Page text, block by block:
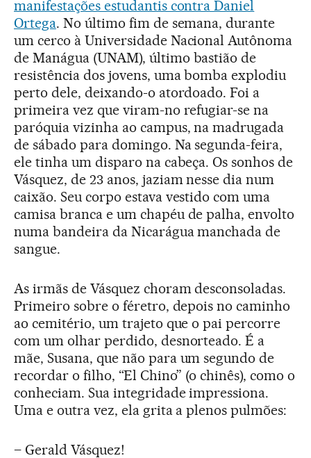
manifestações estudantis contra Daniel
Ortega. No último fim de semana, durante
um cerco à Universidade Nacional Autônoma
de Manágua (UNAM), último bastião de
resistência dos jovens, uma bomba explodiu
perto dele, deixando-o atordoado. Foi a
primeira vez que viram-no refugiar-se na
paróquia vizinha ao campus, na madrugada
de sábado para domingo. Na segunda-feira,
ele tinha um disparo na cabeça. Os sonhos de
Vásquez, de 23 anos, jaziam nesse dia num
caixão. Seu corpo estava vestido com uma
camisa branca e um chapéu de palha, envolto
numa bandeira da Nicarágua manchada de
sangue.
As irmãs de Vásquez choram desconsoladas.
Primeiro sobre o féretro, depois no caminho
ao cemitério, um trajeto que o pai percorre
com um olhar perdido, desnorteado. É a
mãe, Susana, que não para um segundo de
recordar o filho, “El Chino” (o chinês), como o
conheciam. Sua integridade impressiona.
Uma e outra vez, ela grita a plenos pulmões:
– Gerald Vásquez!